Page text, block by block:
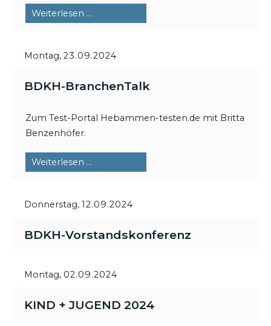
Weiterlesen …
Montag, 23.09.2024
BDKH-BranchenTalk
Zum Test-Portal Hebammen-testen.de mit Britta
Benzenhöfer.
Weiterlesen …
Donnerstag, 12.09.2024
BDKH-Vorstandskonferenz
Montag, 02.09.2024
KIND + JUGEND 2024